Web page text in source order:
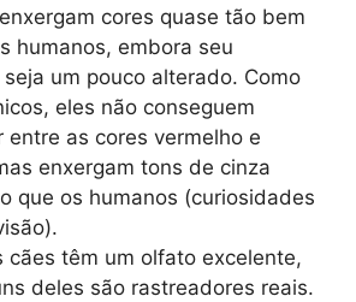
cores quase tão bem
humanos, embora seu
um pouco alterado. Como
eles não conseguem
entre as cores vermelho e
enxergam tons de cinza
que os humanos (curiosidades
cães têm um olfato excelente,
deles são rastreadores reais.